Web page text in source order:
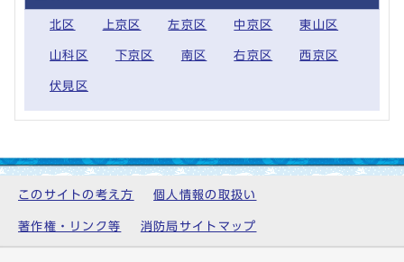
北区 上京区 左京区 中京区 東山区
山科区 下京区 南区 右京区 西京区
伏見区
このサイトの考え方 個人情報の取扱い
著作権・リンク等 消防局サイトマップ